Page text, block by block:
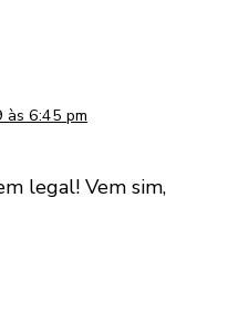
6:45 pm
legal! Vem sim,